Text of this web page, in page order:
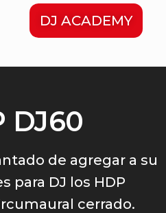
DJ ACADEMY
DJ60
de agregar a su
para DJ los HDP
cerrado.